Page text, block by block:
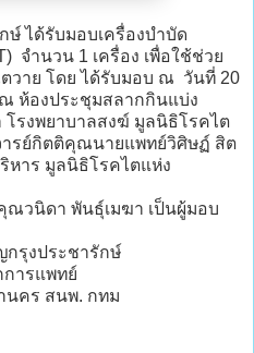
ษ์ ได้รับมอบเครื่องบำบัด
จำนวน 1 เครื่อง เพื่อใช้ช่วย
วาย โดย ได้รับมอบ ณ วันที่ 20
ณ ห้องประชุมสลากกินแบ่ง
รงพยาบาลสงฆ์ มูลนิธิโรคไต
ารย์กิตติคุณนายแพทย์วิศิษฏ์ สิต
หาร มูลนิธิโรคไตแห่ง
ณวนิดา พันธุ์เมฆา เป็นผู้มอบ
กรุงประชารักษ์
ารแพทย์
นคร สนพ. กทม